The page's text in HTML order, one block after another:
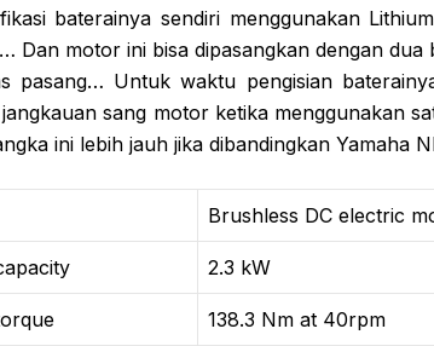
baterainya sendiri menggunakan
Dan motor ini bisa dipasangkan dengan dua
pasang… Untuk waktu pengisian
sang motor ketika menggunakan
ini lebih jauh jika dibandingkan Yamaha
Brushless DC electric
2.3 kW
138.3 Nm at 40rpm